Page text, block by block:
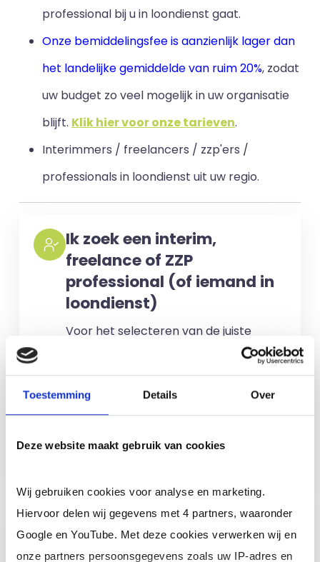
Toestemming Details Over
Deze website maakt gebruik van cookies
Wij gebruiken cookies voor analyse en marketing.
Hiervoor delen wij gegevens met 4 partners, waaronder
Google en YouTube. Met deze cookies verwerken wij en
onze partners persoonsgegevens zoals uw IP-adres en
professional bij u in loondienst gaat.
Onze bemiddelingsfee is aanzienlijk lager dan
het landelijke gemiddelde van ruim 20%, zodat
uw budget zo veel mogelijk in uw organisatie
blijft. Klik hier voor onze tarieven.
Interimmers / freelancers / zzp'ers /
professionals in loondienst uit uw regio.
Ik zoek een interim,
freelance of ZZP
professional (of iemand in
loondienst)
Voor het selecteren van de juiste
kandidaten berekenen wij geen kosten.
No match? No pay!Kosten worden
alleen gemaakt als een professional
Ik ben een interim,
freelance of ZZP